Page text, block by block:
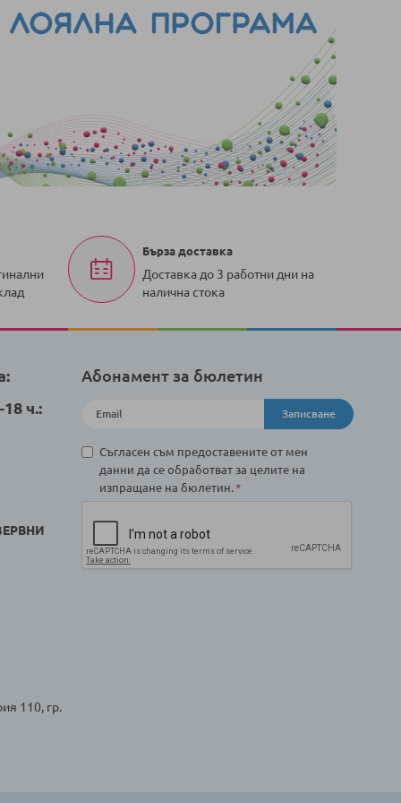
Бърза доставка
Доставка до 3 работни дни на
налична стока
ч.:
110, гр.
Абонамент за бюлетин
Записване
Съгласен съм предоставените от мен
данни да се обработват за целите на
изпращане на бюлетин.